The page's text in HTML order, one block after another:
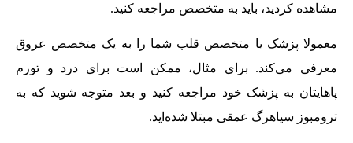
مشاهده کردید، باید به متخصص مراجعه کنید.
معمولا پزشک یا متخصص قلب شما را به یک متخصص عروق
معرفی می‌کند. برای مثال، ممکن است برای درد و تورم
پاهایتان به پزشک خود مراجعه کنید و بعد متوجه شوید که به
ترومبوز سیاهرگ عمقی مبتلا شده‌اید.